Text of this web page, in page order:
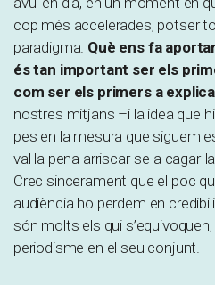
cop més accelerades, potser
paradigma. Què ens fa
és tan important ser els
com ser els primers a
nostres mitjans –i la idea que
pes en la mesura que siguem
val la pena arriscar-se a cagar-
Crec sincerament que el poc
audiència ho perdem en
són molts els qui
periodisme en el seu conjunt.